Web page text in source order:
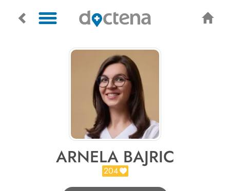
ARNELA BAJRIC
204